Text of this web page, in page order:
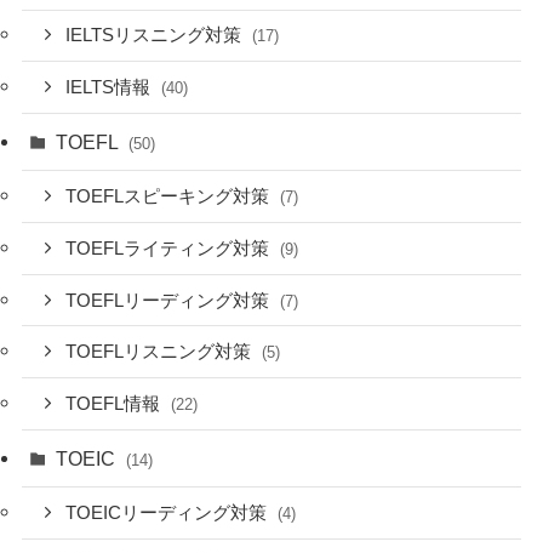
IELTSリスニング対策 (17)
IELTS情報 (40)
TOEFL (50)
TOEFLスピーキング対策 (7)
TOEFLライティング対策 (9)
TOEFLリーディング対策 (7)
TOEFLリスニング対策 (5)
TOEFL情報 (22)
TOEIC (14)
TOEICリーディング対策 (4)